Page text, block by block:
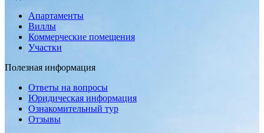
Апартаменты
Виллы
Коммерческие помещения
Участки
Полезная информация
Ответы на вопросы
Юридическая информация
Ознакомительный тур
Отзывы